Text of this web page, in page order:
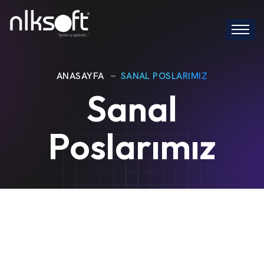
ANASAYFA SANAL POSLARIMIZ
Sanal
Poslarımız